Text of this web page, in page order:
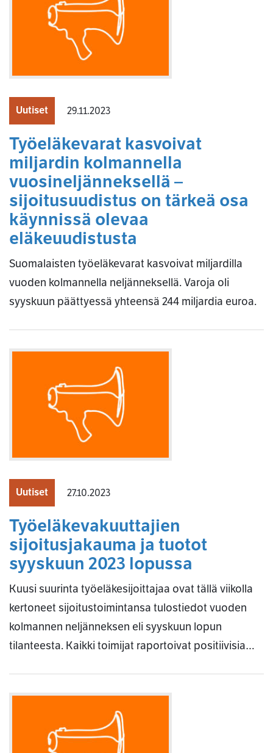
Uutiset 29.11.2023
Työeläkevarat kasvoivat
miljardin kolmannella
vuosineljänneksellä –
sijoitusuudistus on tärkeä osa
käynnissä olevaa
eläkeuudistusta
Suomalaisten työeläkevarat kasvoivat miljardilla
vuoden kolmannella neljänneksellä. Varoja oli
syyskuun päättyessä yhteensä 244 miljardia euroa.
Uutiset 27.10.2023
Työeläkevakuuttajien
sijoitusjakauma ja tuotot
syyskuun 2023 lopussa
Kuusi suurinta työeläkesijoittajaa ovat tällä viikolla
kertoneet sijoitustoimintansa tulostiedot vuoden
kolmannen neljänneksen eli syyskuun lopun
tilanteesta. Kaikki toimijat raportoivat positiivisia…